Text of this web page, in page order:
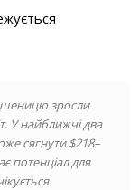
зросли
У найближчі два
сягнути $218–
потенціал для